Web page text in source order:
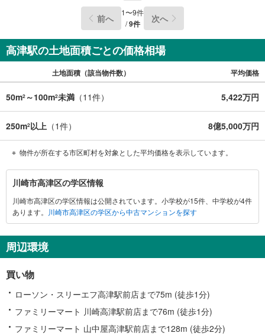
前へ 1〜9件
/9件 次へ
高津駅の土地面積ごとの価格相場
土地面積（該当物件数） 平均価格
50m2 ～100m2未満 （11件） 5,422万円
250m2以上 （1件） 8億5,000万円
物件が所在する市区町村を対象とした平均価格を表示しています。
川
崎
市
高
区
に
す
る
情
報
川崎市高津区の学区情報
川崎市高津区の学区情報は公開されています。小学校が15件、中学校が4件
あります。
川崎市高津区の学区から中古マンションを探す
周辺環境
買い物
ローソン・スリーエフ高津駅前店まで75m (徒歩1分)
ファミリーマート 川崎高津駅前店まで76m (徒歩1分)
ファミリーマート 山中屋高津駅前店まで128m (徒歩2分)